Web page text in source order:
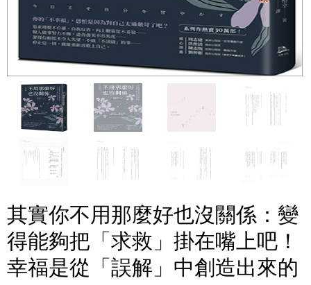
其實你不用那麼好也沒關係：變
得能夠把「求救」掛在嘴上吧！
幸福是從「誤解」中創造出來的